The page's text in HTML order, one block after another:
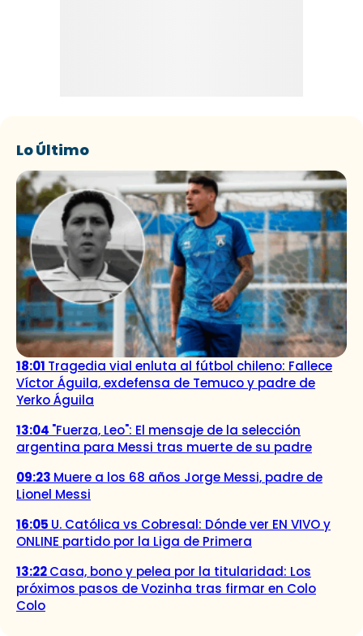
Lo Último
18:01 Tragedia vial enluta al fútbol chileno: Fallece
Víctor Águila, exdefensa de Temuco y padre de
Yerko Águila
13:04 "Fuerza, Leo": El mensaje de la selección
argentina para Messi tras muerte de su padre
09:23 Muere a los 68 años Jorge Messi, padre de
Lionel Messi
16:05 U. Católica vs Cobresal: Dónde ver EN VIVO y
ONLINE partido por la Liga de Primera
13:22Casa, bono y pelea por la titularidad: Los
próximos pasos de Vozinha tras firmar en Colo
Colo